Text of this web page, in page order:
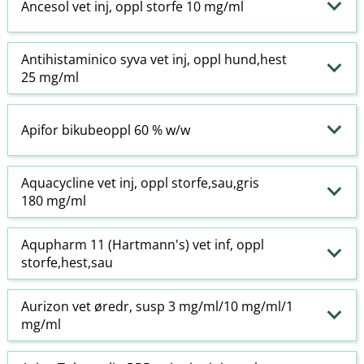
Ancesol vet inj, oppl storfe 10 mg/ml
Antihistaminico syva vet inj, oppl hund,hest
25 mg/ml
Apifor bikubeoppl 60 % w​/​w
Aquacycline vet inj, oppl storfe,sau,gris
180 mg/ml
Aqupharm 11 (Hartmann's) vet inf, oppl
storfe,hest,sau
Aurizon vet øredr, susp 3 mg/ml/10 mg/ml/1
mg/ml